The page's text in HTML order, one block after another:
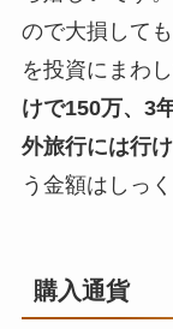
ので大損して
を投資にまわし
けで150万、3
外旅行には行
う金額はしっ
購入通貨